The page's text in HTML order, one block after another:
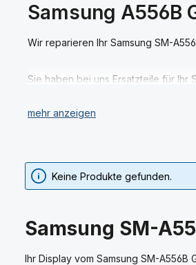
Samsung A556B
Wir reparieren Ihr Samsung SM-
Sie haben bei uns Ersatzteile für Ihr
Keine Produkte gefunden.
Samsung SM-
Ihr Display vom Samsung SM-